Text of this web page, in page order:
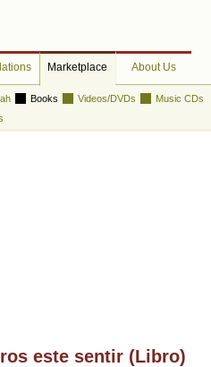
Marketplace About Us
Books Videos/DVDs
Music CDs
este sentir (Libro)